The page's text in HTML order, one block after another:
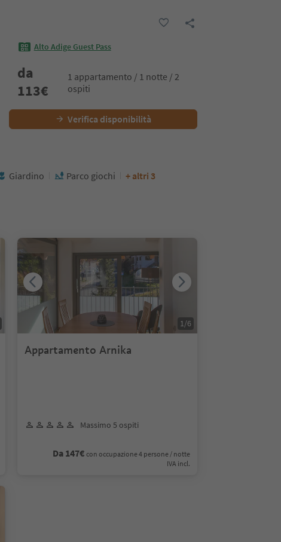
Alto Adige Guest Pass
da
113€
1 appartamento / 1 notte / 2
ospiti
Verifica disponibilità
Giardino Parco giochi + altri 3
Appartamento Arnika
Massimo 5 ospiti
Da 147€ con occupazione 4 persone / notte
IVA incl.
1 /6